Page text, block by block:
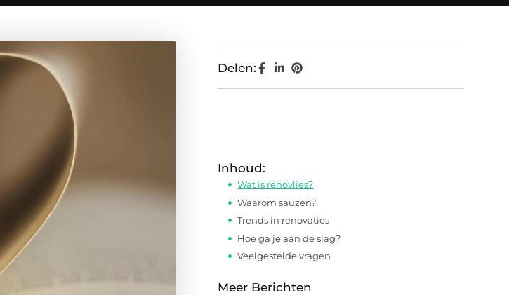
Delen:
Inhoud:
Wat is renovlies?
Waarom sauzen?
Trends in renovaties
Hoe ga je aan de slag?
Veelgestelde vragen
Meer Berichten